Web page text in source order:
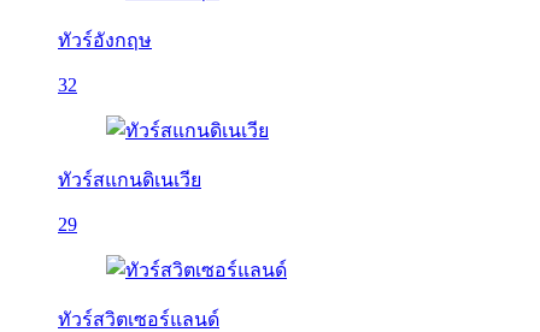
ทัวร์อังกฤษ
32
ทัวร์สแกนดิเนเวีย
29
ทัวร์สวิตเซอร์แลนด์